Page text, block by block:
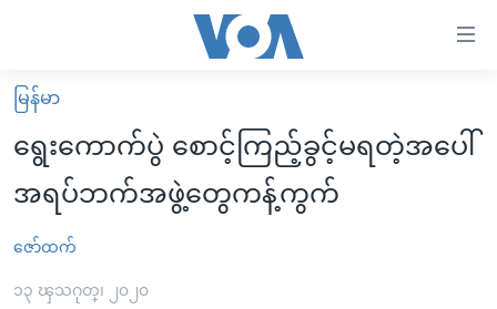
လွယ်ကူ
စေ
များ
ပင်မ
မူလစာမျက်နှာ
မြန်မာ
ကမ္ဘာ့သတင်းများ
နိုင်ငံတကာ
ဗွီဒီယို
မြန်မာ
ရွေးကောက်ပွဲ စောင့်ကြည့်ခွင့်မရတဲ့အပေါ်
အရပ်ဘက်အဖွဲ့တွေကန့်ကွက်
ဇော်ထက်
၁၃ ၾသဂုတ္၊ ၂၀၂၀